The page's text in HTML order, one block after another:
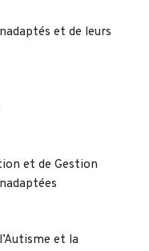
et de leurs
et de Gestion
et la